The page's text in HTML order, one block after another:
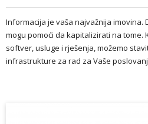
Informacija je vaša najvažnija imovina.
mogu pomoći da kapitalizirati na tome.
softver, usluge i rješenja, možemo
infrastrukture za rad za Vaše